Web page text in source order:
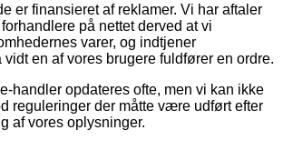
er finansieret af reklamer. Vi har aftaler
på nettet derved at vi
varer, og indtjener
vidt en af vores brugere fuldfører en ordre.
handler opdateres ofte, men vi kan ikke
reguleringer der måtte være udført efter
af vores oplysninger.